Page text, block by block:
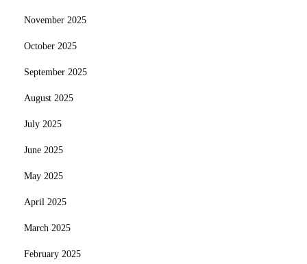
November 2025
October 2025
September 2025
August 2025
July 2025
June 2025
May 2025
April 2025
March 2025
February 2025